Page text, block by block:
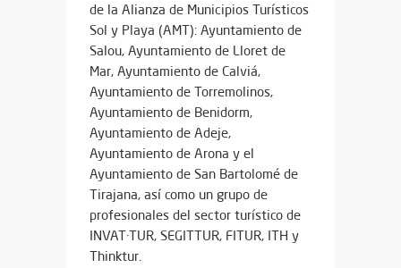
de la Alianza de Municipios Turísticos
Sol y Playa (AMT): Ayuntamiento de
Salou, Ayuntamiento de Lloret de
Mar, Ayuntamiento de Calviá,
Ayuntamiento de Torremolinos,
Ayuntamiento de Benidorm,
Ayuntamiento de Adeje,
Ayuntamiento de Arona y el
Ayuntamiento de San Bartolomé de
Tirajana, así como un grupo de
profesionales del sector turístico de
INVAT·TUR, SEGITTUR, FITUR, ITH y
Thinktur.